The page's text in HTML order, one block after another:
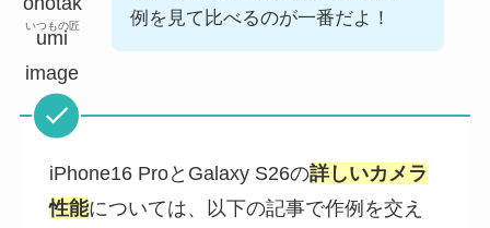
いつもの匠
例を見て比べるのが一番だよ！
iPhone16 ProとGalaxy S26の詳しいカメラ
性能については、以下の記事で作例を交え